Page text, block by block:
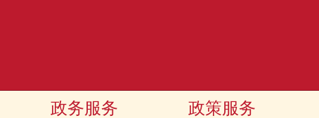
政务服务 政策服务